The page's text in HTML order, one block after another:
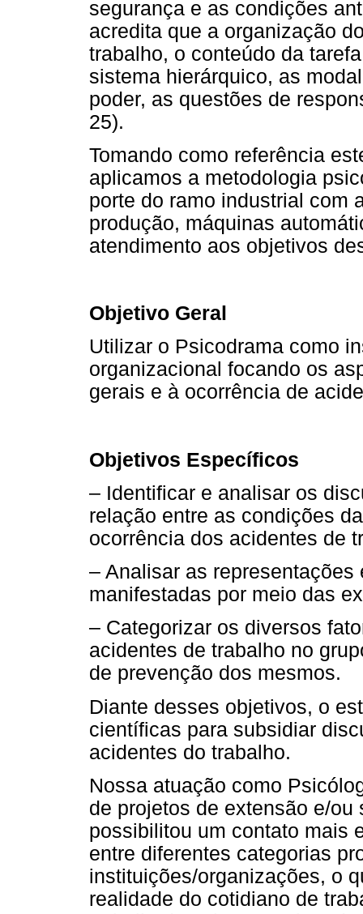
segurança e as condições
acredita que a organização
trabalho, o conteúdo da
sistema hierárquico, as
poder, as questões de
25).
Tomando como referência
aplicamos a metodologia
porte do ramo industrial com
produção, máquinas
atendimento aos objetivos
Objetivo Geral
Utilizar o Psicodrama como
organizacional focando os
gerais e à ocorrência de
Objetivos Específicos
– Identificar e analisar os
relação entre as condições
ocorrência dos acidentes de
– Analisar as
manifestadas por meio das
– Categorizar os diversos
acidentes de trabalho no
de prevenção dos mesmos.
Diante desses objetivos, o
científicas para subsidiar
acidentes do trabalho.
Nossa atuação como
de projetos de extensão e/
possibilitou um contato mais
entre diferentes categorias
instituições/organizações, o
realidade do cotidiano de